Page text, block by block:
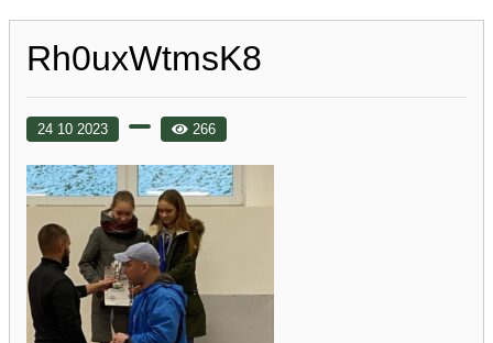
Rh0uxWtmsK8
24 10 2023 266